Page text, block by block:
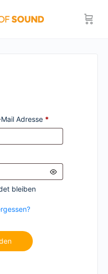
Adresse *
bleiben